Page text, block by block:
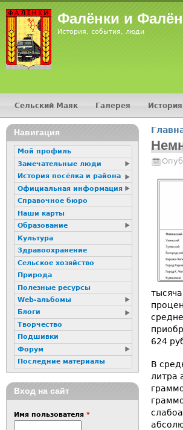
Фалёнки и
История, события, люди
Вы
624
В
литра
Главное меню
Сельский Маяк Галерея История
16+
Навигация
Мой профиль
Замечательные люди
История посёлка и района
Официальная информация
Справочное бюро
Наши карты
Образование
Культура
Здравоохранение
Сельское хозяйство
Природа
Полезные ресурсы
Web-альбомы
Блоги
Творчество
Подшивки
Форум
Последние материалы
Вход на сайт
Имя пользователя *